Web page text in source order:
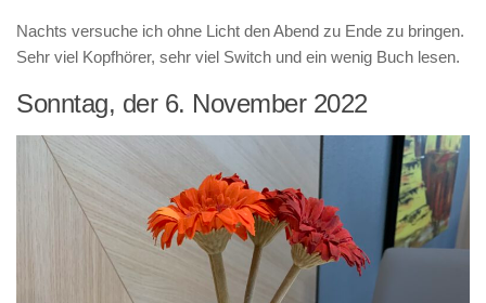
Nachts versuche ich ohne Licht den Abend zu Ende zu bringen.
Sehr viel Kopfhörer, sehr viel Switch und ein wenig Buch lesen.
Sonntag, der 6. November 2022